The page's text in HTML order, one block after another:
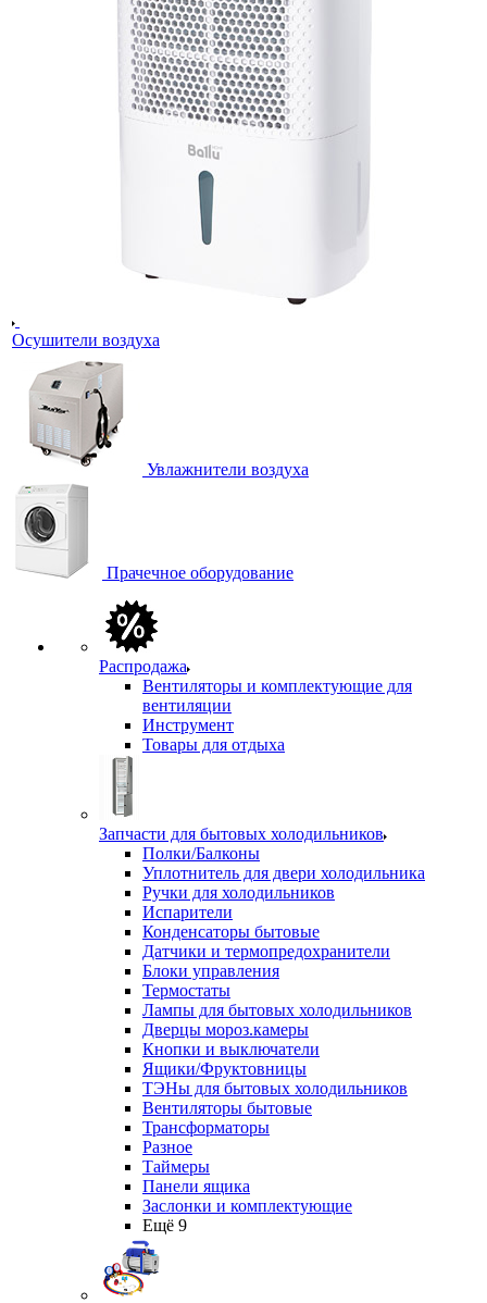
Осушители воздуха
Увлажнители воздуха
Прачечное оборудование
Распродажа
Вентиляторы и комплектующие для
вентиляции
Инструмент
Товары для отдыха
Запчасти для бытовых холодильников
Полки/Балконы
Уплотнитель для двери холодильника
Ручки для холодильников
Испарители
Конденсаторы бытовые
Датчики и термопредохранители
Блоки управления
Термостаты
Лампы для бытовых холодильников
Дверцы мороз.камеры
Кнопки и выключатели
Ящики/Фруктовницы
ТЭНы для бытовых холодильников
Вентиляторы бытовые
Трансформаторы
Разное
Таймеры
Панели ящика
Заслонки и комплектующие
Ещё 9